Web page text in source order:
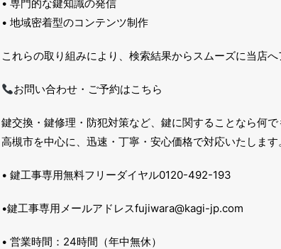
• 専門的な鍵知識の発信
• 地域密着型のコンテンツ制作
これらの取り組みにより、検索結果からスムーズに当店
お問い合わせ・ご予約はこちら
鍵交換・鍵修理・防犯対策など、鍵に関することなら何で
高槻市を中心に、迅速・丁寧・安心価格で対応いたします
• 鍵工事専用無料フリーダイヤル0120-492-193
•鍵工事専用メールアドレスfujiwara@kagi-jp.com
• 営業時間：24時間（年中無休）